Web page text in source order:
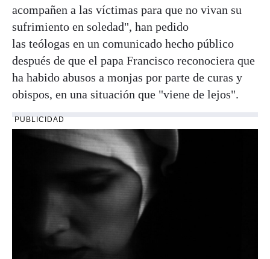
acompañen a las víctimas para que no vivan su
sufrimiento en soledad", han pedido
las teólogas en un comunicado hecho público
después de que el papa Francisco reconociera que
ha habido abusos a monjas por parte de curas y
obispos, en una situación que "viene de lejos".
PUBLICIDAD